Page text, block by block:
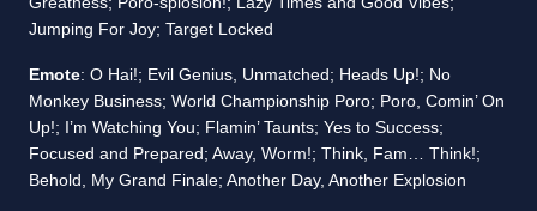
Jumping For Joy; Target Locked
Emote: O Hai!; Evil Genius, Unmatched; Heads Up!; No
Monkey Business; World Championship Poro; Poro, Comin’ On
Up!; I’m Watching You; Flamin’ Taunts; Yes to Success;
Focused and Prepared; Away, Worm!; Think, Fam… Think!;
Behold, My Grand Finale; Another Day, Another Explosion